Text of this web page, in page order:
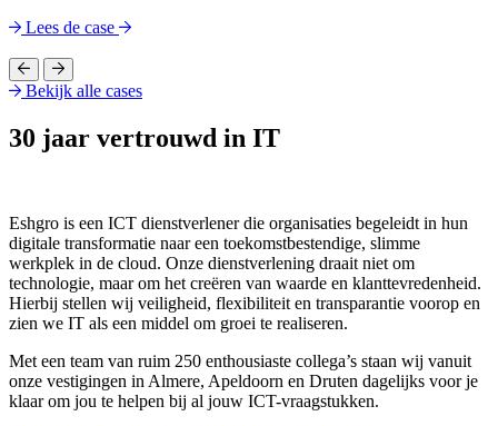
Lees de case
Bekijk alle cases
30 jaar vertrouwd in IT
Eshgro is een ICT dienstverlener die organisaties begeleidt in hun
digitale transformatie naar een toekomstbestendige, slimme
werkplek in de cloud. Onze dienstverlening draait niet om
technologie, maar om het creëren van waarde en klanttevredenheid.
Hierbij stellen wij veiligheid, flexibiliteit en transparantie voorop en
zien we IT als een middel om groei te realiseren.
Met een team van ruim 250 enthousiaste collega’s staan wij vanuit
onze vestigingen in Almere, Apeldoorn en Druten dagelijks voor je
klaar om jou te helpen bij al jouw ICT-vraagstukken.